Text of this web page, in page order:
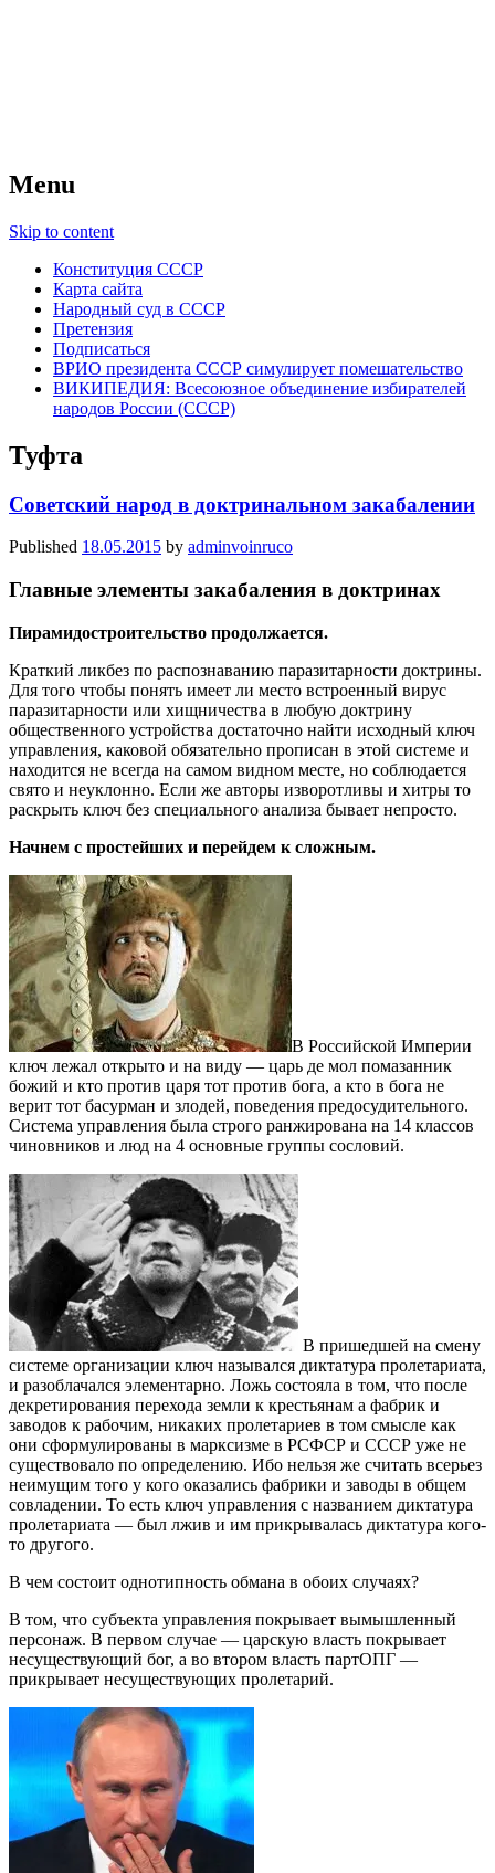
Menu
Skip to content
Конституция СССР
Карта сайта
Народный суд в СССР
Претензия
Подписаться
ВРИО президента СССР симулирует помешательство
ВИКИПЕДИЯ: Всесоюзное объединение избирателей
народов России (СССР)
Туфта
Советский народ в доктринальном закабалении
Published 18.05.2015 by adminvoinruco
Главные элементы закабаления в доктринах
Пирамидостроительство продолжается.
Краткий ликбез по распознаванию паразитарности доктрины.
Для того чтобы понять имеет ли место встроенный вирус
паразитарности или хищничества в любую доктрину
общественного устройства достаточно найти исходный ключ
управления, каковой обязательно прописан в этой системе и
находится не всегда на самом видном месте, но соблюдается
свято и неуклонно. Если же авторы изворотливы и хитры то
раскрыть ключ без специального анализа бывает непросто.
Начнем с простейших и перейдем к сложным.
В Российской Империи
ключ лежал открыто и на виду — царь де мол помазанник
божий и кто против царя тот против бога, а кто в бога не
верит тот басурман и злодей, поведения предосудительного.
Система управления была строго ранжирована на 14 классов
чиновников и люд на 4 основные группы сословий.
В пришедшей на смену
системе организации ключ назывался диктатура пролетариата,
и разоблачался элементарно. Ложь состояла в том, что после
декретирования перехода земли к крестьянам а фабрик и
заводов к рабочим, никаких пролетариев в том смысле как
они сформулированы в марксизме в РСФСР и СССР уже не
существовало по определению. Ибо нельзя же считать всерьез
неимущим того у кого оказались фабрики и заводы в общем
совладении. То есть ключ управления с названием диктатура
пролетариата — был лжив и им прикрывалась диктатура кого-
то другого.
В чем состоит однотипность обмана в обоих случаях?
В том, что субъекта управления покрывает вымышленный
персонаж. В первом случае — царскую власть покрывает
несуществующий бог, а во втором власть партОПГ —
прикрывает несуществующих пролетарий.